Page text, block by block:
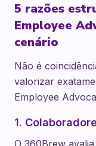
5 razões
Employee
cenário
Não é
valorizar
Employee
1.
O 360Brew